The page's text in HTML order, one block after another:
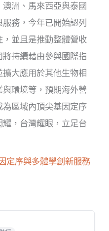
澳洲、馬來西亞與泰國
務，今年已開始認列
並且是推動整體營收
持續藉由參與國際指
大應用於其他生物相
環境等，預期海外營
區域內頂尖基因定序
，台灣耀眼，立足台
定序與多體學創新服務